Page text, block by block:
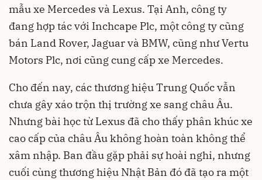
mẫu xe Mercedes và Lexus. Tại Anh, công ty
đang hợp tác với Inchcape Plc, một công ty cũng
bán Land Rover, Jaguar và BMW, cũng như Vertu
Motors Plc, nơi cũng cung cấp xe Mercedes.
Cho đến nay, các thương hiệu Trung Quốc vẫn
chưa gây xáo trộn thị trường xe sang châu Âu.
Nhưng bài học từ Lexus đã cho thấy phân khúc xe
cao cấp của châu Âu không hoàn toàn không thể
xâm nhập. Ban đầu gặp phải sự hoài nghi, nhưng
cuối cùng thương hiệu Nhật Bản đó đã tạo ra một